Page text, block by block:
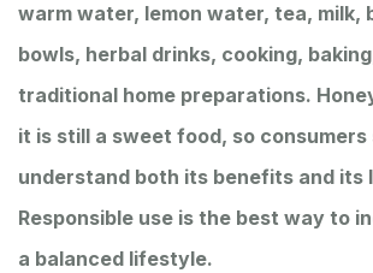
warm water, lemon water, tea, milk,
bowls, herbal drinks, cooking,
traditional home preparations.
it is still a sweet food, so consumers
understand both its benefits and its
Responsible use is the best way to
a balanced lifestyle.